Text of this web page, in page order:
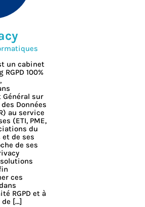
un cabinet
100%
Général sur
Données
au service
(ETI, PME,
du
de ses
de ses
ces
RGPD et à
[…]